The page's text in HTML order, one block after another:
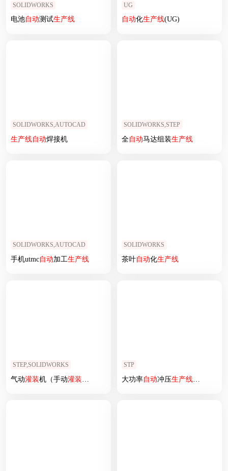
SOLIDWORKS
电池自动测试生产线
UG
自动化生产线(UG)
SOLIDWORKS,AUTOCAD
生产线自动焊接机
SOLIDWORKS,STEP
全自动马达组装生产线
SOLIDWORKS,AUTOCAD
手机utmc自动加工生产线
SOLIDWORKS
茶叶自动化生产线
STEP,SOLIDWORKS
气动灌装机（手动灌装
STP
大功率自动冲压生产线设计